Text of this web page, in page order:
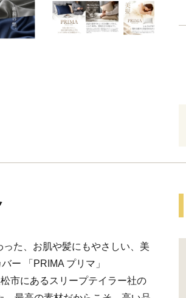
た、お肌や髪にもやさしい、美
ー 「PRIMA プリマ」
市にあるスリープテイラー社の